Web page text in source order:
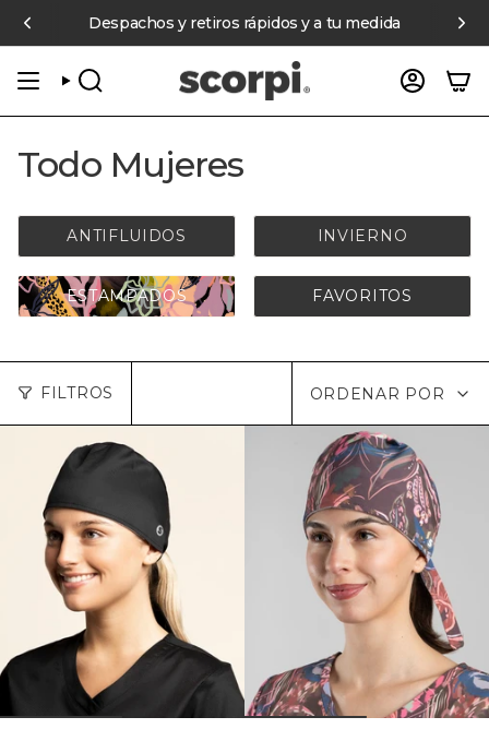
contenido
compras online sobre $70.000 pagando con Mercado Pago
Despachos y retiros rápidos y a tu medida
BÚSQUEDA
Todo Mujeres
ANTIFLUIDOS INVIERNO
ESTAMPADOS FAVORITOS
FILTROS
Ordenar
por
ORDENAR POR